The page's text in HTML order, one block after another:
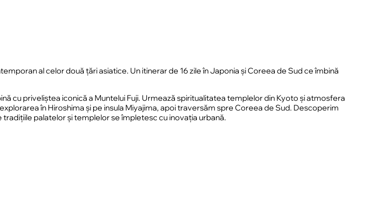
al celor două țări asiatice. Un itinerar de 16 zile în Japonia și Coreea de Sud ce îmbină
cu priveliștea iconică a Muntelui Fuji. Urmează spiritualitatea templelor din Kyoto și atmosfera
în Hiroshima și pe insula Miyajima, apoi traversăm spre Coreea de Sud. Descoperim
palatelor și templelor se împletesc cu inovația urbană.